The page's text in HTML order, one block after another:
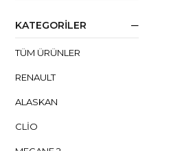
KATEGORILER
TÜM ÜRÜNLER
RENAULT
ALASKAN
CLIO